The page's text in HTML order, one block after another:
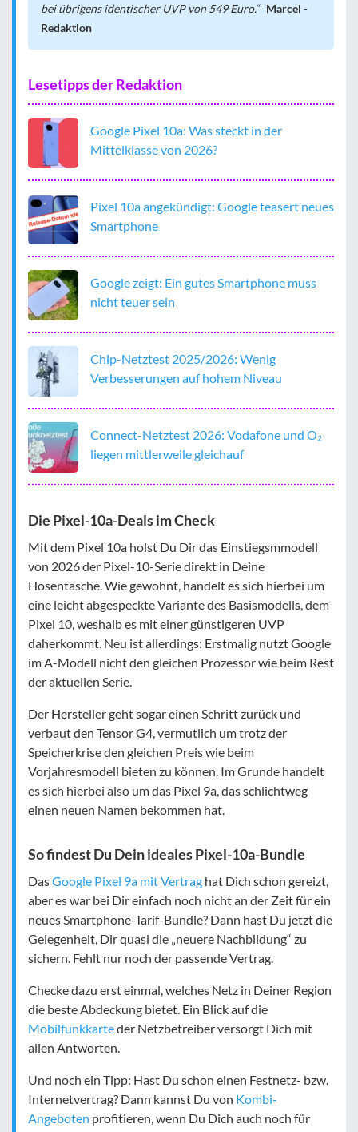
bei übrigens identischer UVP von 549 Euro.
Marcel -
Redaktion
Lesetipps der Redaktion
Google Pixel 10a: Was steckt in der
Mittelklasse von 2026?
Pixel 10a angekündigt: Google teasert neues
Smartphone
Google zeigt: Ein gutes Smartphone muss
nicht teuer sein
Chip-Netztest 2025/2026: Wenig
Verbesserungen auf hohem Niveau
Connect-Netztest 2026: Vodafone und O₂
liegen mittlerweile gleichauf
Die Pixel-10a-Deals im Check
Mit dem Pixel 10a holst Du Dir das Einstiegsmmodell
von 2026 der Pixel-10-Serie direkt in Deine
Hosentasche. Wie gewohnt, handelt es sich hierbei um
eine leicht abgespeckte Variante des Basismodells, dem
Pixel 10, weshalb es mit einer günstigeren UVP
daherkommt. Neu ist allerdings: Erstmalig nutzt Google
im A-Modell nicht den gleichen Prozessor wie beim Rest
der aktuellen Serie.
Der Hersteller geht sogar einen Schritt zurück und
verbaut den Tensor G4, vermutlich um trotz der
Speicherkrise den gleichen Preis wie beim
Vorjahresmodell bieten zu können. Im Grunde handelt
es sich hierbei also um das Pixel 9a, das schlichtweg
einen neuen Namen bekommen hat.
So findest Du Dein ideales Pixel-10a-Bundle
DasGoogle Pixel 9a mit Vertrag hat Dich schon gereizt,
aber es war bei Dir einfach noch nicht an der Zeit für ein
neues Smartphone-Tarif-Bundle? Dann hast Du jetzt die
Gelegenheit, Dir quasi die „neuere Nachbildung“ zu
sichern. Fehlt nur noch der passende Vertrag.
Checke dazu erst einmal, welches Netz in Deiner Region
die beste Abdeckung bietet. Ein Blick auf die
Mobilfunkkarteder Netzbetreiber versorgt Dich mit
allen Antworten.
Und noch ein Tipp: Hast Du schon einen Festnetz- bzw.
Internetvertrag? Dann kannst Du von Kombi-
Angeboten profitieren, wenn Du Dich auch noch für